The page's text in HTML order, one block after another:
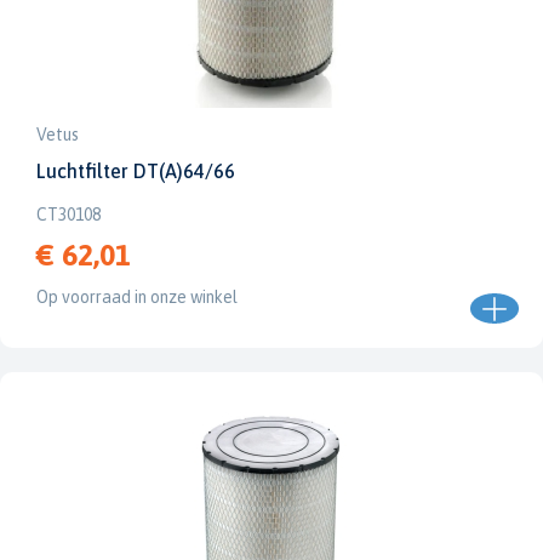
Vetus
Luchtfilter DT(A)64/66
CT30108
€ 62,01
Op voorraad in onze winkel